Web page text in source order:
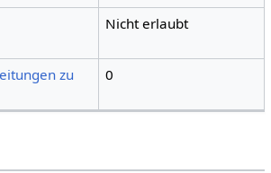
Nicht erlaubt
zu
0